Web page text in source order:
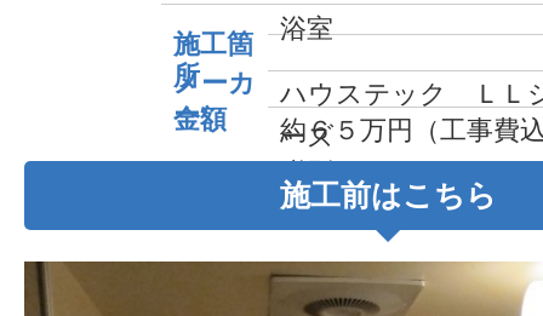
施工箇
所
浴室
メーカ
ー
ハウステック ＬＬ
ーズ
金額
約６５万円（工事費
税別）
施工前はこちら